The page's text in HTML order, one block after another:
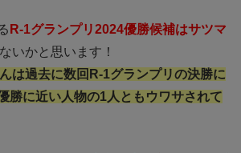
R-1グランプリ2024優勝候補はサツマ
いかと思います！
は過去に数回R-1グランプリの決勝に
勝に近い人物の1人ともウワサされて